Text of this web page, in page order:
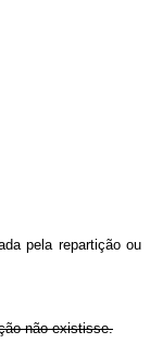
pela repartição ou
não existisse.